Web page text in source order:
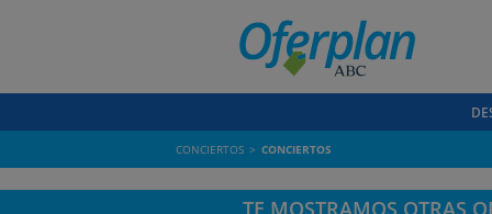
CONCIERTOS CONCIERTOS
TE MOSTRAMOS OTRAS